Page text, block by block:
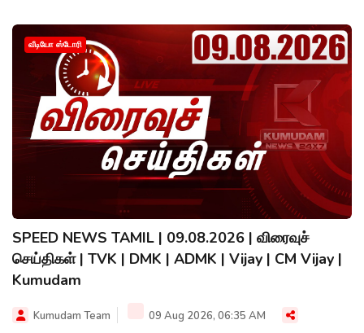
வீடியோ ஸ்டோரி
SPEED NEWS TAMIL | 09.08.2026 | விரைவுச்
செய்திகள் | TVK | DMK | ADMK | Vijay | CM Vijay |
Kumudam
Kumudam Team 09 Aug 2026, 06:35 AM